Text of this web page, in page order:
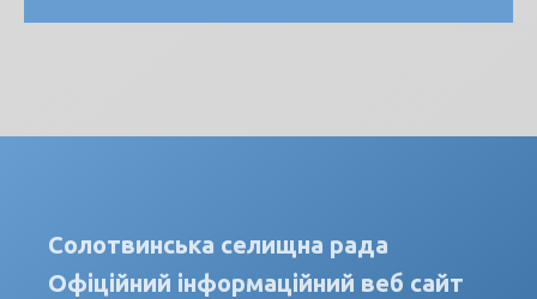
Солотвинська селищна рада
Офіційний інформаційний веб сайт